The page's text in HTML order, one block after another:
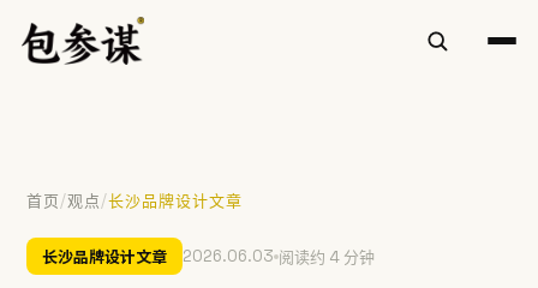
热门搜索
VI设计 空间设计 标志设计 包装设计
首页/观点/长沙品牌设计文章
长沙品牌设计文章 2026.06.03 阅读约 4 分钟